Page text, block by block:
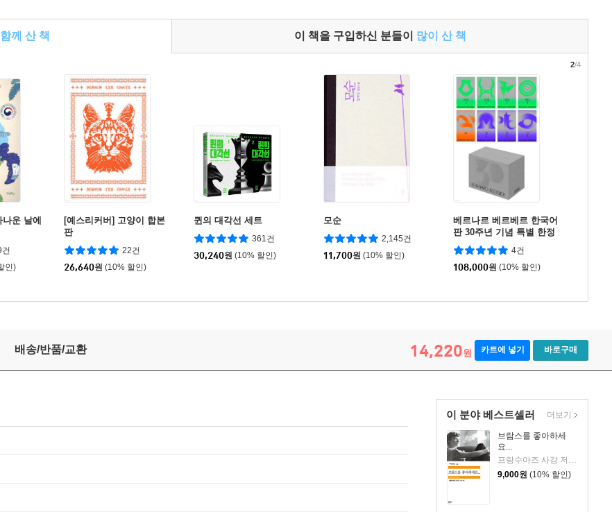
함께 산 책 이 책을 구입하신 분들이 많이 산 책
운 날에
인)
[예스리커버] 고양이 합본
판
22건
26,640원 (10% 할인)
퀸의 대각선 세트
361건
30,240원 (10% 할인)
모순
2,145건
11,700원 (10% 할인)
베르나르 베르베르 한국어
판 30주년 기념 특별 한정
판 세트
4건
108,000원 (10% 할인)
2/4
배송/반품/교환 14,220원 카트에 넣기 바로구매
이 분야 베스트셀러
브람스를 좋아하세
요...
프랑수아즈 사강 저/김남주 역
9,000원 (10% 할인)
더보기